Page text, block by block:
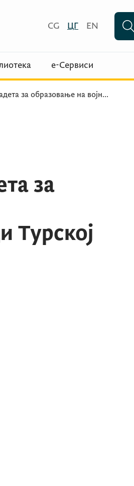
CG ЦГ EN
е-Сервиси
за образовање на војн...
за
Турској